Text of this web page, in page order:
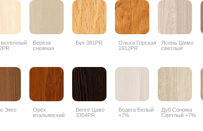
молочный
Береза
снежная
Бук 381PR
Ольха Горская
1912PR
Ясень Шимо
светлый
Экко
Орех
итальянский
Венге Цаво
3354PR
Бодега Белый
+7%
Дуб Сонома
Светлый +7%